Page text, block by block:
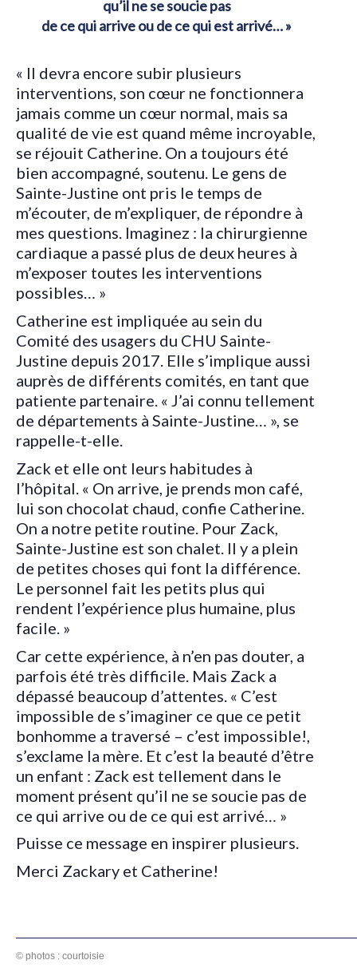
qu’il ne se soucie pas
de ce qui arrive ou de ce qui est arrivé… »
« Il devra encore subir plusieurs
interventions, son cœur ne fonctionnera
jamais comme un cœur normal, mais sa
qualité de vie est quand même incroyable,
se réjouit Catherine. On a toujours été
bien accompagné, soutenu. Le gens de
Sainte-Justine ont pris le temps de
m’écouter, de m’expliquer, de répondre à
mes questions. Imaginez : la chirurgienne
cardiaque a passé plus de deux heures à
m’exposer toutes les interventions
possibles… »
Catherine est impliquée au sein du
Comité des usagers du CHU Sainte-
Justine depuis 2017. Elle s’implique aussi
auprès de différents comités, en tant que
patiente partenaire. « J’ai connu tellement
de départements à Sainte-Justine… », se
rappelle-t-elle.
Zack et elle ont leurs habitudes à
l’hôpital. « On arrive, je prends mon café,
lui son chocolat chaud, confie Catherine.
On a notre petite routine. Pour Zack,
Sainte-Justine est son chalet. Il y a plein
de petites choses qui font la différence.
Le personnel fait les petits plus qui
rendent l’expérience plus humaine, plus
facile. »
Car cette expérience, à n’en pas douter, a
parfois été très difficile. Mais Zack a
dépassé beaucoup d’attentes. « C’est
impossible de s’imaginer ce que ce petit
bonhomme a traversé – c’est impossible!,
s’exclame la mère. Et c’est la beauté d’être
un enfant : Zack est tellement dans le
moment présent qu’il ne se soucie pas de
ce qui arrive ou de ce qui est arrivé… »
Puisse ce message en inspirer plusieurs.
Merci Zackary et Catherine!
© photos : courtoisie